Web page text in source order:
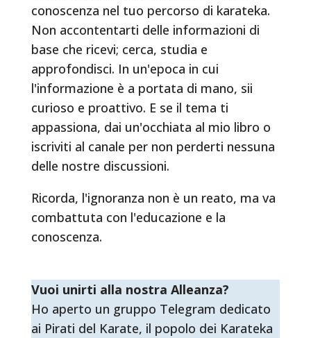
conoscenza nel tuo percorso di karateka.
Non accontentarti delle informazioni di
base che ricevi; cerca, studia e
approfondisci. In un'epoca in cui
l'informazione è a portata di mano, sii
curioso e proattivo. E se il tema ti
appassiona, dai un'occhiata al mio libro o
iscriviti al canale per non perderti nessuna
delle nostre discussioni.
Ricorda, l'ignoranza non è un reato, ma va
combattuta con l'educazione e la
conoscenza.
Vuoi unirti alla nostra Alleanza?
Ho aperto un gruppo Telegram dedicato
ai Pirati del Karate, il popolo dei Karateka